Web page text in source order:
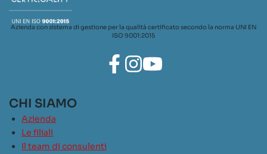
Azienda con sistema di gestione per la qualità certificato secondo la norma UNI EN
ISO 9001:2015
CHI SIAMO
Azienda
Le filiali
Il team di consulenti